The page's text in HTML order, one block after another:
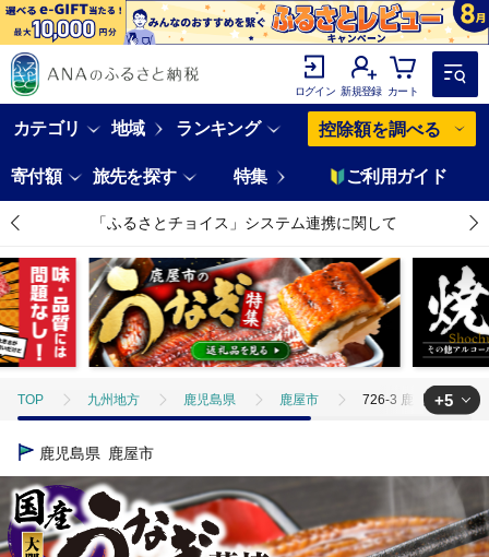
ログイン 新規登録 カート
カテゴリ 地域 ランキング 控除額を調べる
寄付額 旅先を探す 特集 ご利用ガイド
「ふるさとチョイス」システム連携に関して
TOP 九州地方 鹿児島県 鹿屋市 726-3 鹿児島県大隅
TOP
TOP 魚介類 726-3 鹿児島県大隅産うなぎ蒲焼8尾
TOP 加工食品 726-3 鹿児島県大隅産うなぎ蒲焼8尾（1.2kg）
+5
鹿児島県 鹿屋市